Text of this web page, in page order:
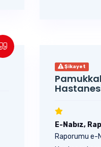
Şikayet
E-Nabız,
Raporumu e-